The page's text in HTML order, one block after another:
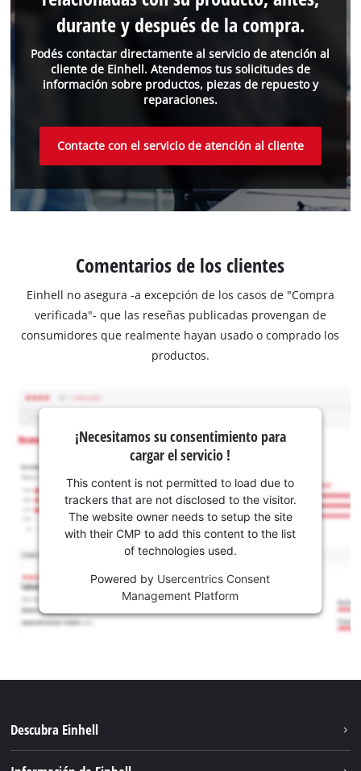
Podés contactar directamente al servicio de atención al
cliente de Einhell. Atendemos tus solicitudes de
información sobre productos, piezas de repuesto y
reparaciones.
durante y después de la compra.
Contacte con el servicio de atención al cliente
Comentarios de los clientes
Einhell no asegura -a excepción de los casos de "Compra
verificada"- que las reseñas publicadas provengan de
consumidores que realmente hayan usado o comprado los
productos.
¡Necesitamos su consentimiento para
cargar el servicio !
This content is not permitted to load due to
trackers that are not disclosed to the visitor.
The website owner needs to setup the site
with their CMP to add this content to the list
of technologies used.
Powered by Usercentrics Consent
Management Platform
Descubra Einhell